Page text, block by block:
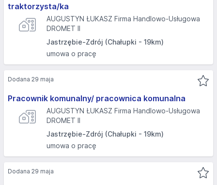
traktorzysta/ka
AUGUSTYN ŁUKASZ Firma Handlowo-Usługowa
DROMET II
Jastrzębie-Zdrój (Chałupki - 19km)
umowa o pracę
Pracownik komunalny/ pracownica komunalna
AUGUSTYN ŁUKASZ Firma Handlowo-Usługowa
DROMET II
Jastrzębie-Zdrój (Chałupki - 19km)
umowa o pracę
Dodana 29 maja
Dodana 29 maja